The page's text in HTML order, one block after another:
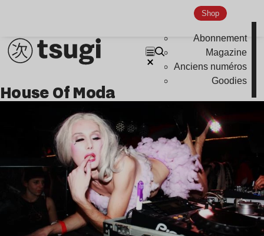
Shop
Abonnement
Magazine
Anciens numéros
Goodies
House Of Moda